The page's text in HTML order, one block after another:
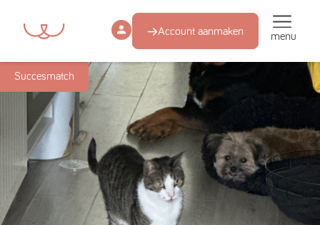
Account aanmaken menu
Succesmatch